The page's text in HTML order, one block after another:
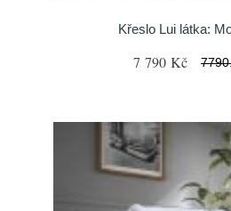
Křeslo Lui látka:
7 790 Kč